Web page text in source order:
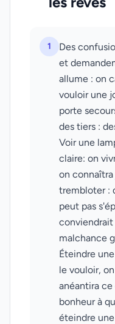
1
Des
et
allume : on
vouloir une
porte
des tiers :
Voir une
claire: on
on
trembloter :
peut pas
conviendrait
malchance
Éteindre
le vouloir,
anéantira
bonheur à
éteindre